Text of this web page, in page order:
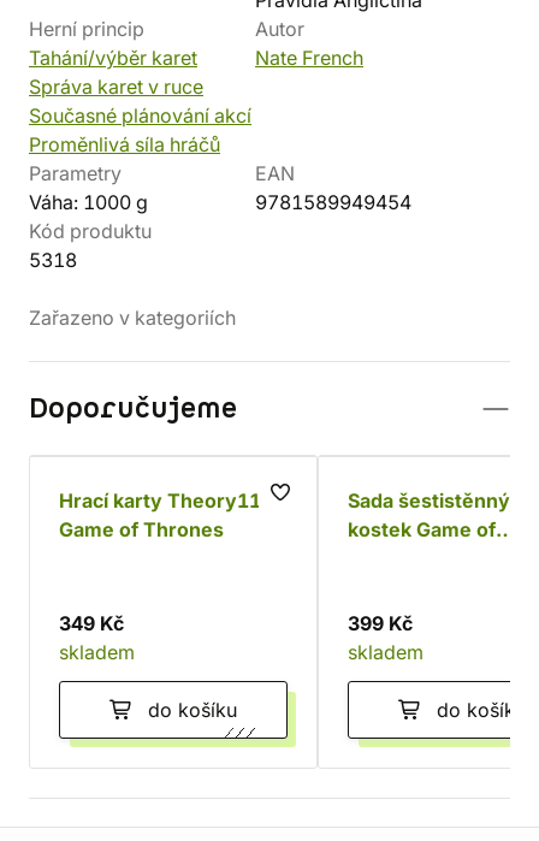
Herní princip
Tahání/výběr karet
Správa karet v ruce
Současné plánování akcí
Proměnlivá síla hráčů
Autor
Nate French
Parametry
Váha: 1000 g
EAN
9781589949454
Kód produktu
5318
Zařazeno v kategoriích
Doporučujeme
Hrací karty Theory11:
Game of Thrones
349 Kč
skladem
do košíku
Sada šestistěnných
kostek Game of
399 Kč
skladem
do košíku